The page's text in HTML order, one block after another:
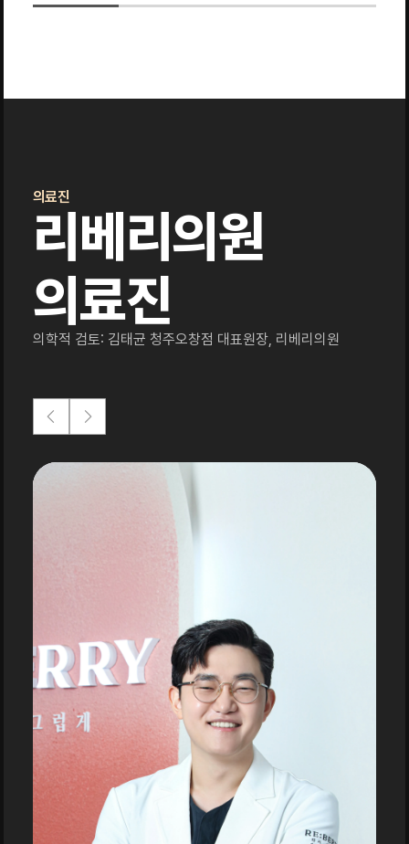
의료진
리베리의원
의료진
의학적 검토: 김태균 청주오창점 대표원장, 리베리의원